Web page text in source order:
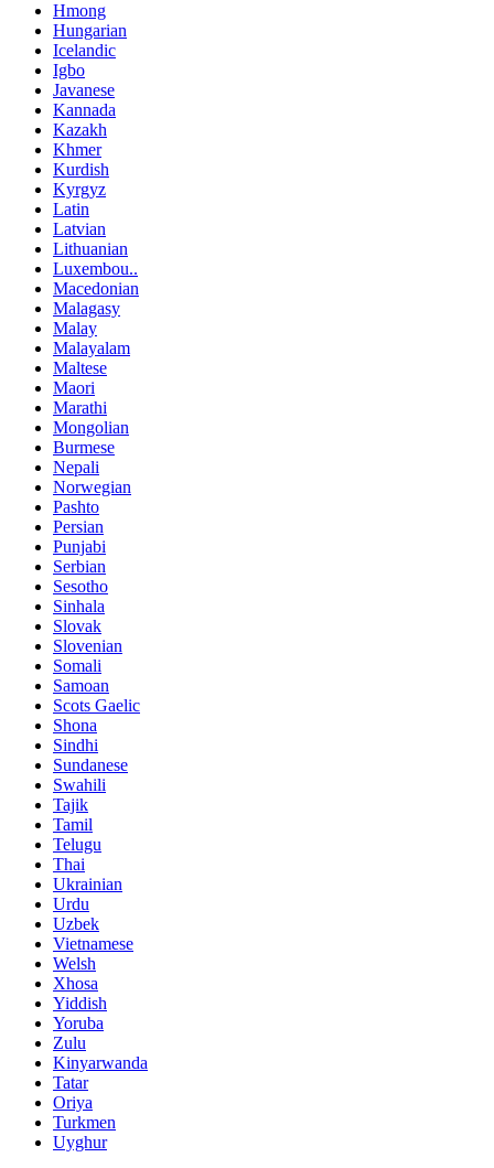
Hmong
Hungarian
Icelandic
Igbo
Javanese
Kannada
Kazakh
Khmer
Kurdish
Kyrgyz
Latin
Latvian
Lithuanian
Luxembou..
Macedonian
Malagasy
Malay
Malayalam
Maltese
Maori
Marathi
Mongolian
Burmese
Nepali
Norwegian
Pashto
Persian
Punjabi
Serbian
Sesotho
Sinhala
Slovak
Slovenian
Somali
Samoan
Scots Gaelic
Shona
Sindhi
Sundanese
Swahili
Tajik
Tamil
Telugu
Thai
Ukrainian
Urdu
Uzbek
Vietnamese
Welsh
Xhosa
Yiddish
Yoruba
Zulu
Kinyarwanda
Tatar
Oriya
Turkmen
Uyghur